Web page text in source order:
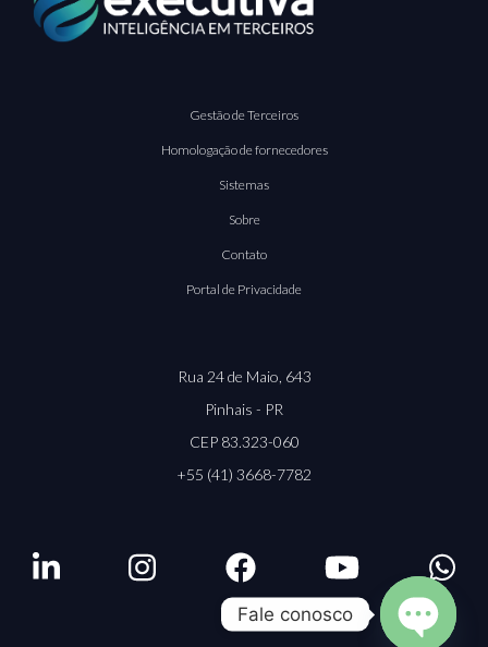
Gestão de Terceiros
Homologação de fornecedores
Sistemas
Sobre
Contato
Portal de Privacidade
Rua 24 de Maio, 643
Pinhais - PR
CEP 83.323-060
+55 (41) 3668-7782
Fale conosco